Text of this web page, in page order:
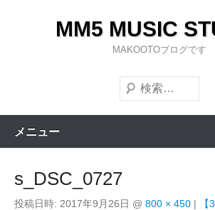
キ
MM5 MUSIC
MAKOOTOブログです
検
索
メニュー
s_DSC_0727
投稿日時: 2017年9月26日 @ 800 × 450 |